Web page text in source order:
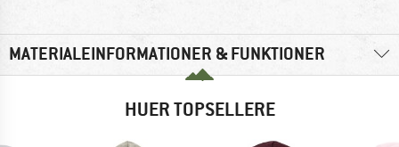
MATERIALEINFORMATIONER & FUNKTIONER
HUER TOPSELLERE